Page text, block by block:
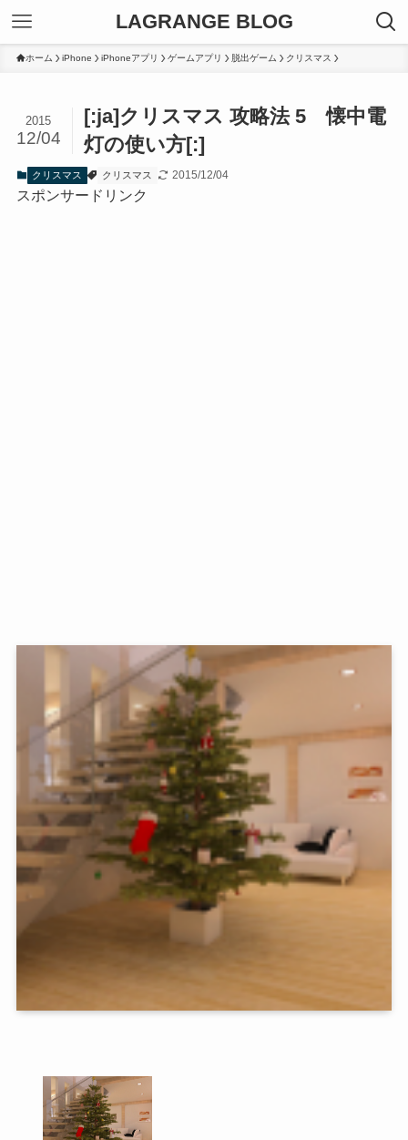
LAGRANGE BLOG
ホーム iPhone iPhoneアプリ ゲームアプリ 脱出ゲーム クリスマス
[:ja]クリスマス 攻略法 5 懐中電
灯の使い方[:]
2015
12/04
クリスマス クリスマス 2015/12/04
スポンサードリンク